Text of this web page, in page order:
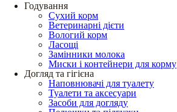
Годування
Сухий корм
Ветеринарні дієти
Вологий корм
Ласощі
Замінники молока
Миски і контейнери для корму
Догляд та гігієна
Наповнювачі для туалету
Туалети та аксесуари
Засоби для догляду